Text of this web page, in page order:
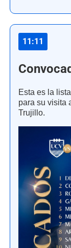
11:11
Esta es la
para su visita
Trujillo.